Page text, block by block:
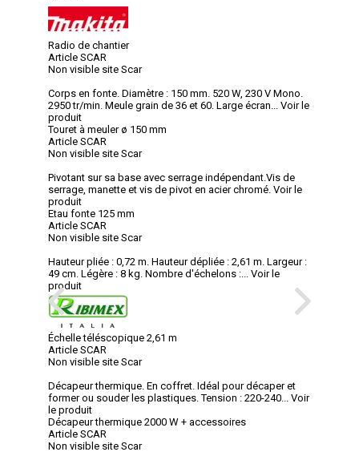
Radio de chantier
Article SCAR
Non visible site Scar
Corps en fonte. Diamètre : 150 mm. 520 W, 230 V Mono.
2950 tr/min. Meule grain de 36 et 60. Large écran...
Voir le
produit
Touret à meuler ø 150 mm
Article SCAR
Non visible site Scar
Pivotant sur sa base avec serrage indépendant.Vis de
serrage, manette et vis de pivot en acier chromé. Voir le
produit
Etau fonte 125 mm
Article SCAR
Non visible site Scar
Hauteur pliée : 0,72 m. Hauteur dépliée : 2,61 m. Largeur :
49 cm. Légère : 8 kg. Nombre d'échelons :...
Voir le
produit
Échelle téléscopique 2,61 m
Article SCAR
Non visible site Scar
Décapeur thermique. En coffret. Idéal pour décaper et
former ou souder les plastiques. Tension : 220-240...
Voir
le produit
Décapeur thermique 2000 W + accessoires
Article SCAR
Non visible site Scar